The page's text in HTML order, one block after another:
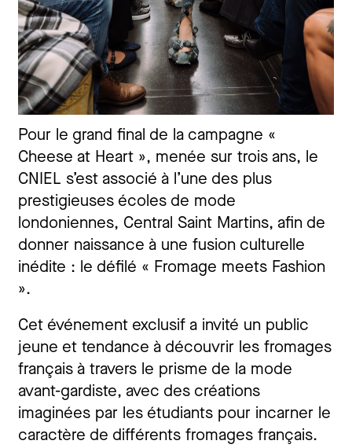
Pour le grand final de la campagne «
Cheese at Heart », menée sur trois ans, le
CNIEL s’est associé à l’une des plus
prestigieuses écoles de mode
londoniennes, Central Saint Martins, afin de
donner naissance à une fusion culturelle
inédite : le défilé « Fromage meets Fashion
».
Cet événement exclusif a invité un public
jeune et tendance à découvrir les fromages
français à travers le prisme de la mode
avant-gardiste, avec des créations
imaginées par les étudiants pour incarner le
caractère de différents fromages français.